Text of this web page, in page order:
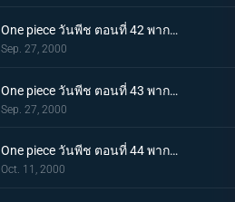
One piece วันพีช ตอนที่ 42 พากย์ไทย ระเบิดศึก! การโจมตีจากใต้ทะเลของมนุษย์เงือกอารอง!
Sep. 27, 2000
One piece วันพีช ตอนที่ 43 พากย์ไทย จักรวรรดิมนุษย์เงือกล่มสลาย! นามิคือพรรคพวกของฉัน
Sep. 27, 2000
One piece วันพีช ตอนที่ 44 พากย์ไทย ออกเดินทางด้วยรอยยิ้ม! ลาก่อนบ้านเกิด หมู่บ้านโคโคยาชิ
Oct. 11, 2000